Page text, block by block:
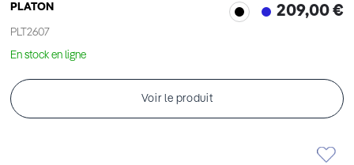
PLATON
PLT2607
209,00 €
En stock en ligne
Voir le produit